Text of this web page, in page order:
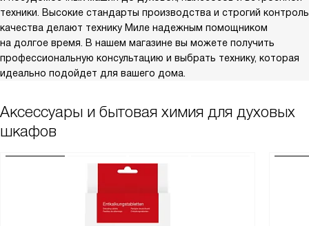
техники. Высокие стандарты производства и строгий контроль
качества делают технику Миле надежным помощником
на долгое время. В нашем магазине вы можете получить
профессиональную консультацию и выбрать технику, которая
идеально подойдет для вашего дома.
Аксессуары и бытовая химия для духовых
шкафов